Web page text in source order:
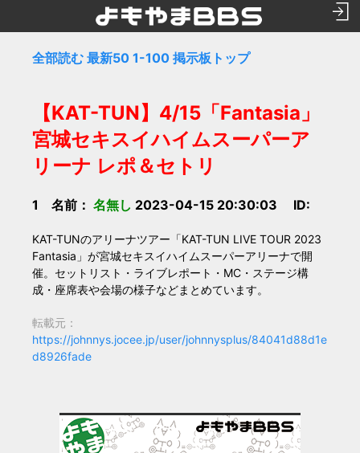
全部読む 最新50 1-100 掲示板トップ
【KAT-TUN】4/15「Fantasia」
宮城セキスイハイムスーパーア
リーナ レポ＆セトリ
1 名前： 名無し 2023-04-15 20:30:03 ID:
KAT-TUNのアリーナツアー「KAT-TUN LIVE TOUR 2023
Fantasia」が宮城セキスイハイムスーパーアリーナで開
催。セットリスト・ライブレポート・MC・ステージ構
成・座席表や会場の様子などまとめています。
転載元：
https://johnnys.jocee.jp/user/johnnysplus/84041d88d1e
d8926fade